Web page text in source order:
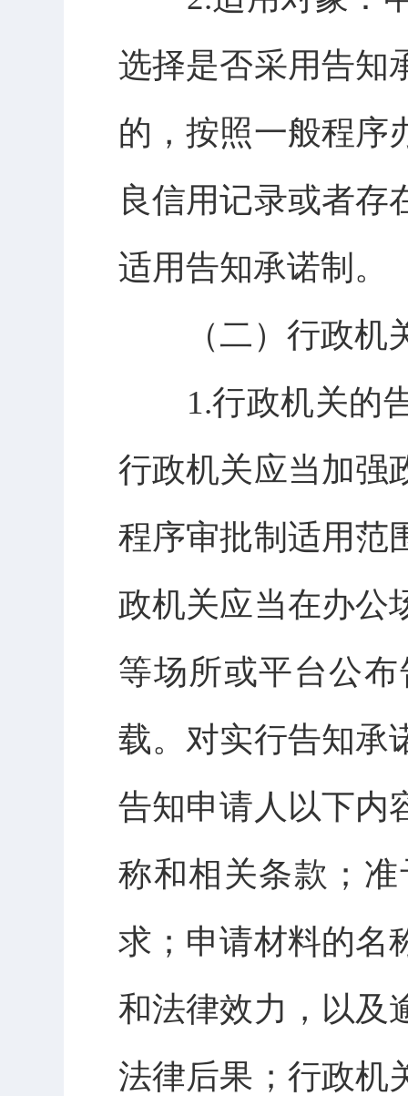
选择是否采用告知
的，按照一般程序
良信用记录或者存
适用告知承诺制。
（二）行政机关
1.行政机关的告
行政机关应当加强
程序审批制适用范
政机关应当在办公
等场所或平台公
载。对实行告知承
告知申请人以下内
称和相关条款；
求；申请材料的名
和法律效力，以及
法律后果；行政机